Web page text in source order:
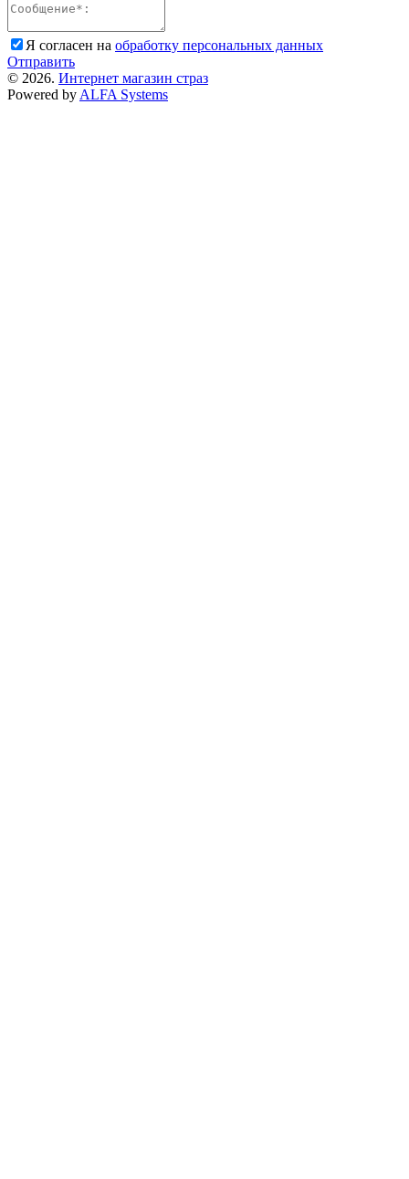
Я согласен на обработку персональных данных
Отправить
© 2026. Интернет магазин страз
Powered by ALFA Systems